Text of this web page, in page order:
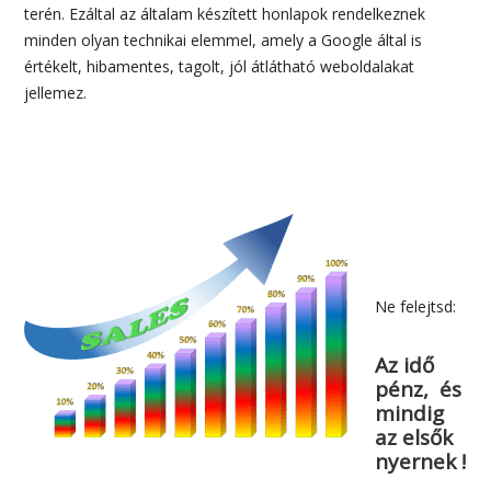
terén. Ezáltal az általam készített honlapok rendelkeznek
minden olyan technikai elemmel, amely a Google által is
értékelt, hibamentes, tagolt, jól átlátható weboldalakat
jellemez.
Ne felejtsd:
Az idő
pénz, és
mindig
az elsők
nyernek !